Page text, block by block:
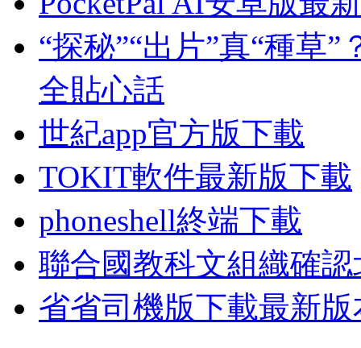
“探秘”“出片”真“種草
全貼心話
世紀app官方版下載
TOKIT軟件最新版下載
phoneshell終端下載
聯合國教科文組織確
省省司機版下載最新